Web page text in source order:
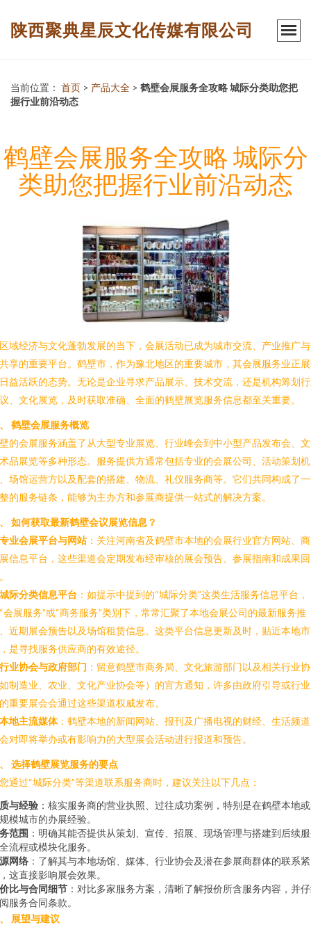
陕西聚典星辰文化传媒有限公司
当前位置： 首页 > 产品大全 > 鹤壁会展服务全攻略 城际分类助您把
握行业前沿动态
鹤壁会展服务全攻略 城际分
类助您把握行业前沿动态
域经济与文化蓬勃发展的当下，会展活动已成为城市交流、产业推广
享的重要平台。鹤壁市，作为豫北地区的重要城市，其会展服务业正
益活跃的态势。无论是企业寻求产品展示、技术交流，还是机构筹划
、文化展览，及时获取准确、全面的鹤壁展览服务信息都至关重要。
鹤壁会展服务概览
的会展服务涵盖了从大型专业展览、行业峰会到中小型产品发布会、
品展览等多种形态。服务提供方通常包括专业的会展公司、活动策划机
场馆运营方以及配套的搭建、物流、礼仪服务商等。它们共同构成了
的服务链条，能够为主办方和参展商提供一站式的解决方案。
如何获取最新鹤壁会议展览信息？
专业会展平台与网站：关注河南省及鹤壁市本地的会展行业官方网站、
信息平台，这些渠道会定期发布经审核的展会预告、参展指南和成果回
城际分类信息平台 ：如提示中提到的“城际分类”这类生活服务信息平台，
会展服务”或“商务服务”类别下，常常汇聚了本地会展公司的最新服务推
近期展会预告以及场馆租赁信息。这类平台信息更新及时，贴近本地市
是寻找服务供应商的有效途径。
行业协会与政府部门 ：留意鹤壁市商务局、文化旅游部门以及相关行业
制造业、农业、文化产业协会等）的官方通知，许多由政府引导或行
重要展会会通过这些渠道权威发布。
本地主流媒体：鹤壁本地的新闻网站、报刊及广播电视的财经、生活频
对即将举办或有影响力的大型展会活动进行报道和预告。
选择鹤壁展览服务的要点
通过“城际分类”等渠道联系服务商时，建议关注以下几点：
与经验 ：核实服务商的营业执照、过往成功案例，特别是在鹤壁本地
模城市的办展经验。
范围 ：明确其能否提供从策划、宣传、招展、现场管理与搭建到后续
流程或模块化服务。
网络 ：了解其与本地场馆、媒体、行业协会及潜在参展商群体的联系
这直接影响展会效果。
比与合同细节 ：对比多家服务方案，清晰了解报价所含服务内容，并
服务合同条款。
展望与建议